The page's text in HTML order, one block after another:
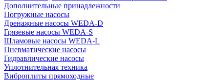
Дополнительные принадлежности
Погружные насосы
Дренажные насосы WEDA-D
Грязевые насосы WEDA-S
Шламовые насосы WEDA-L
Пневматические насосы
Гидравлические насосы
Уплотнительная техника
Виброплиты прямоходные